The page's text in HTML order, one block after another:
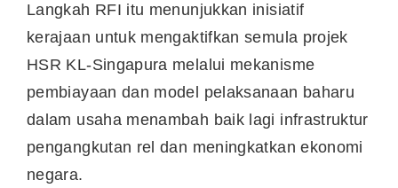
Langkah RFI itu menunjukkan inisiatif
kerajaan untuk mengaktifkan semula projek
HSR KL-Singapura melalui mekanisme
pembiayaan dan model pelaksanaan baharu
dalam usaha menambah baik lagi infrastruktur
pengangkutan rel dan meningkatkan ekonomi
negara.